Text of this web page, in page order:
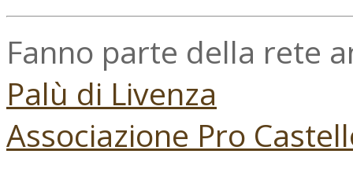
Fanno parte della rete
Palù di Livenza
Associazione Pro